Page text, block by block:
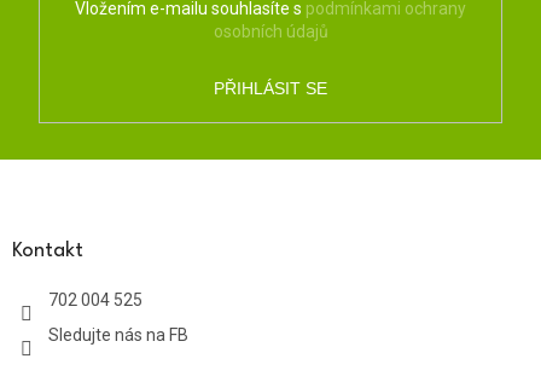
Vložením e-mailu souhlasíte s podmínkami ochrany
osobních údajů
PŘIHLÁSIT SE
Kontakt
702 004 525
Sledujte nás na FB